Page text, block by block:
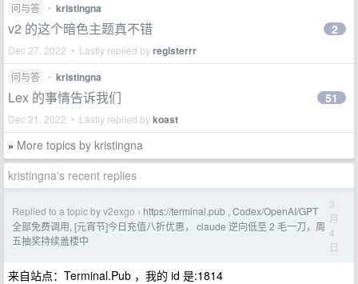
问与答 • kristingna
v2 的这个暗色主题真不错
Dec 27, 2022 • Lastly replied byregisterrr
2
问与答 • kristingna
Lex 的事情告诉我们
Dec 21, 2022 • Lastly replied bykoast
51
» More topics by kristingna
kristingna's recent replies
Replied to a topic by v2exgo › https://terminal.pub , Codex/OpenAI/GPT
全部免费调用, [元宵节]今日充值八折优惠， claude 逆向低至 2 毛一刀，周
五抽奖持续盖楼中
3
月
4
日
来自站点：Terminal.Pub ，我的 id 是:1814